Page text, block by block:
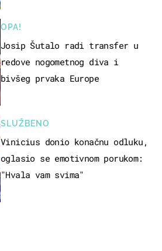
OPA!
Josip Šutalo radi transfer u
redove nogometnog diva i
bivšeg prvaka Europe
SLUŽBENO
Vinicius donio konačnu odluku,
oglasio se emotivnom porukom:
"Hvala vam svima"